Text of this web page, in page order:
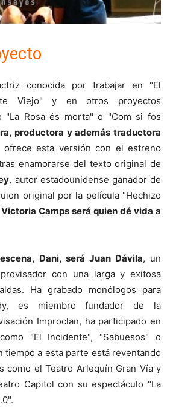
conocida por trabajar en "El
Viejo" y en otros proyectos
"La Rosa és morta" o "Com si fos
productora y además traductora
esta versión con el estreno
enamorarse del texto original de
, autor estadounidense ganador de
original por la película "Hechizo
Camps será quien dé vida a
Dani, será Juan Dávila, un
con una larga y exitosa
Ha grabado monólogos para
es miembro fundador de la
Improclan, ha participado en
"El Incidente", "Sabuesos" o
tiempo a esta parte está reventando
como el Teatro Arlequín Gran Vía y
Capitol con su espectáculo "La